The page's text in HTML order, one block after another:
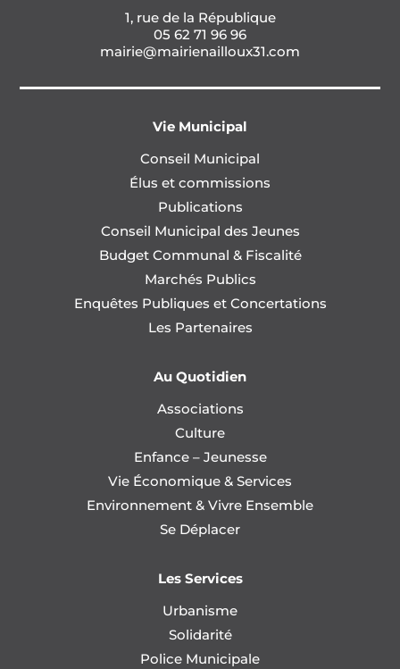
1, rue de la République
05 62 71 96 96
mairie@mairienailloux31.com
Vie Municipal
Conseil Municipal
Élus et commissions
Publications
Conseil Municipal des Jeunes
Budget Communal & Fiscalité
Marchés Publics
Enquêtes Publiques et Concertations
Les Partenaires
Au Quotidien
Associations
Culture
Enfance – Jeunesse
Vie Économique & Services
Environnement & Vivre Ensemble
Se Déplacer
Les Services
Urbanisme
Solidarité
Police Municipale